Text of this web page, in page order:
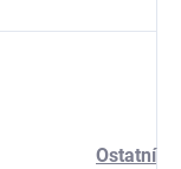
Ostatní